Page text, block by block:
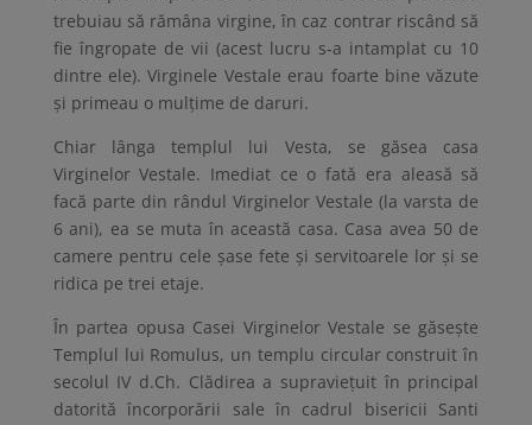
trebuiau să rămâna virgine, în caz contrar riscând să
fie îngropate de vii (acest lucru s-a intamplat cu 10
dintre ele). Virginele Vestale erau foarte bine văzute
și primeau o mulțime de daruri.
Chiar lânga templul lui Vesta, se găsea casa
Virginelor Vestale. Imediat ce o fată era aleasă să
facă parte din rândul Virginelor Vestale (la varsta de
6 ani), ea se muta în această casa. Casa avea 50 de
camere pentru cele șase fete și servitoarele lor și se
ridica pe trei etaje.
În partea opusa Casei Virginelor Vestale se găsește
Templul lui Romulus, un templu circular construit în
secolul IV d.Ch. Clădirea a supraviețuit în principal
datorită încorporării sale în cadrul bisericii Santi